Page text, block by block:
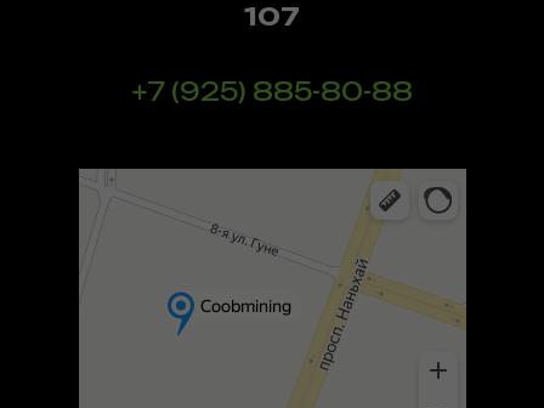
Шэньчжэнь
Яндекс Карты — транспорт, навигация, поиск мест
107
+7 (925) 885-80-88